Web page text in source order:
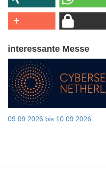
interessante Messe
09.09.2026 bis 10.09.2026